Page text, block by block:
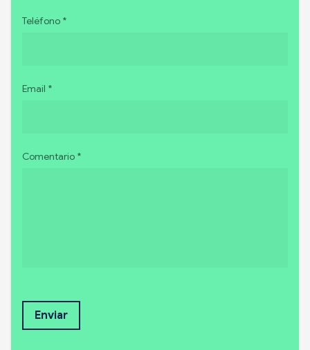
Teléfono *
Email *
Comentario *
Enviar